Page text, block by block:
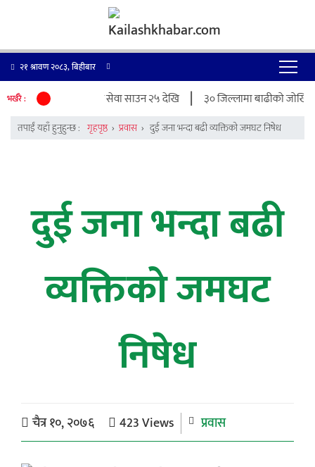
२१ श्रावण २०८३, बिहीबार
भर्खरै : पुस्तकालय, पठन सेवा साउन २५ देखि | ३० जिल्लामा बाढीको जोखिम,
तपाईं यहाँ हुनुहुन्छ : गृहपृष्ठ › प्रवास › दुई जना भन्दा बढी व्यक्तिको जमघट निषेध
दुई जना भन्दा बढी
व्यक्तिको जमघट
निषेध
चैत्र १०, २०७६ 423 Views प्रवास